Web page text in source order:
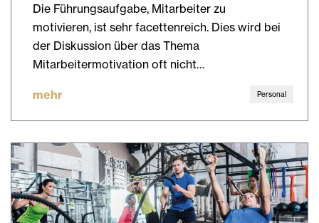
Die Führungsaufgabe, Mitarbeiter zu
motivieren, ist sehr facettenreich. Dies wird bei
der Diskussion über das Thema
Mitarbeitermotivation oft nicht…
mehr Personal